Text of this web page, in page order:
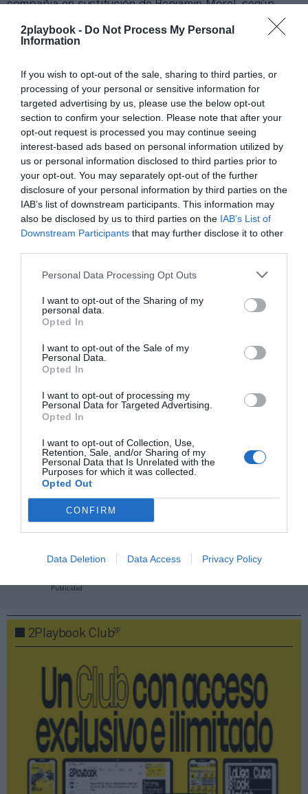
2playbook - Do Not Process My Personal
Information
If you wish to opt-out of the sale, sharing to third parties, or
processing of your personal or sensitive information for
targeted advertising by us, please use the below opt-out
section to confirm your selection. Please note that after your
opt-out request is processed you may continue seeing
interest-based ads based on personal information utilized by
us or personal information disclosed to third parties prior to
your opt-out. You may separately opt-out of the further
disclosure of your personal information by third parties on the
IAB’s list of downstream participants. This information may
also be disclosed by us to third parties on the IAB’s List of
Downstream Participants that may further disclose it to other
Personal Data Processing Opt Outs
I want to opt-out of the Sharing of my
personal data.
Opted In
I want to opt-out of the Sale of my
Personal Data.
Opted In
I want to opt-out of processing my
Personal Data for Targeted Advertising.
Opted In
I want to opt-out of Collection, Use,
Retention, Sale, and/or Sharing of my
Personal Data that Is Unrelated with the
Purposes for which it was collected.
Opted Out
CONFIRM
Data Deletion Data Access Privacy Policy
Índex2P
Ligue 1
Dazn
compañía en sustitución de Benjamin Morel, según
Intelligence 2Pes la unidad de estrategia e
inteligencia de mercado de 2Playbook, cuya plataforma
de datos monitoriza la asistencia y venta de entradas de
más de 200 ligas y torneos masculinos y femeninos en
España, 100 festivales de música, museos y eventos de
entretenimiento, y otras 100 carreras populares de
El módulo incluye información club a club en LaLiga,
ACB, Asobal, Superliga de voleibol y todas las grandes
ligas extranjeras de fútbol y baloncesto masuclino y
femenino, así como los datos de asistencia media y
agregada partidos de selecciones, torneos
internacionales celebrados en España o Copas del Rey y
intelligence@2playbook.com.
Añadir2Playbook
como fuente preferida de Google
de forma gratuita
ACTIVAR AHORA
Compartir
Publicidad
2Playbook Club2P